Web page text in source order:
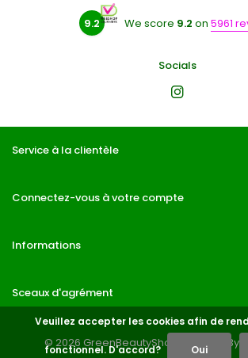
9.2 We score 9.2 on 5961
Socials
Service à la clientèle
Connectez-vous à votre compte
Informations
Sceaux d'agrément
© 2026 GreenBeautyShop - Theme By
Veuillez accepter les cookies afin de
fonctionnel. D'accord? Oui